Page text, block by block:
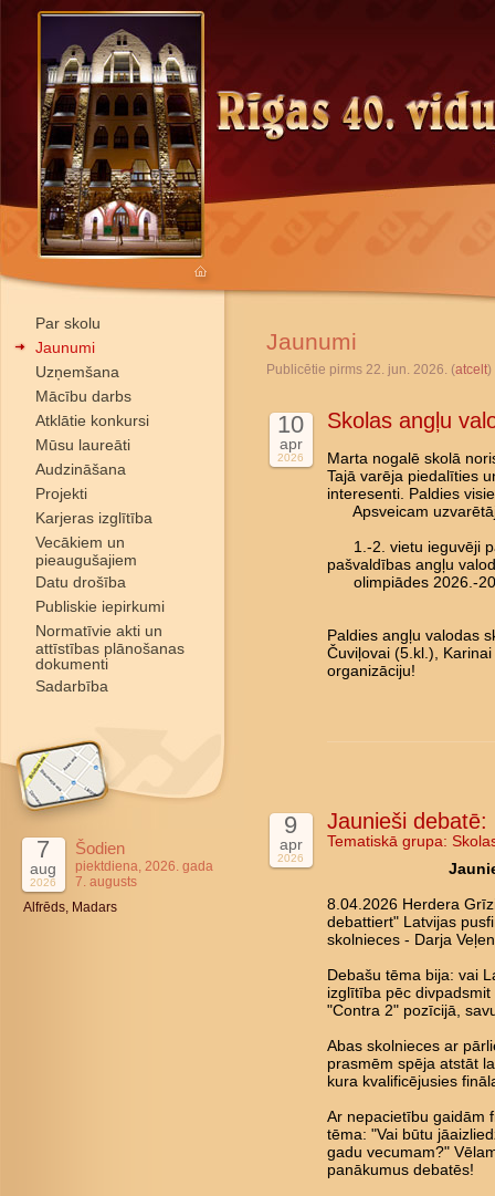
Par skolu
Jaunumi
Uzņemšana
Mācību darbs
Atklātie konkursi
Mūsu laureāti
Audzināšana
Projekti
Karjeras izglītība
Vecākiem un
pieaugušajiem
Datu drošība
Publiskie iepirkumi
Normatīvie akti un
attīstības plānošanas
dokumenti
Sadarbība
7
aug
2026
Šodien
piektdiena, 2026. gada
7. augusts
Alfrēds, Madars
Jaunumi
Publicētie pirms 22. jun. 2026. (atcelt)
10
apr
2026
Skolas angļu
Marta nogalē skolā
Tajā varēja piedalīties
interesenti. Paldies
Apsveicam
1.-2. vietu ieguvēji
pašvaldības angļu
olimpiādes 2026.-
Paldies angļu valodas
Čuviļovai (5.kl.),
organizāciju!
9
apr
2026
Jaunieši debatē:
Tematiskā grupa:
8.04.2026 Herdera
debattiert" Latvijas
skolnieces - Darja
Debašu tēma bija: vai
izglītība pēc
"Contra 2" pozīcijā,
Abas skolnieces ar
prasmēm spēja atstāt
kura kvalificējusies
Ar nepacietību gaidām
tēma: "Vai būtu
gadu vecumam?"
panākumus debatēs!